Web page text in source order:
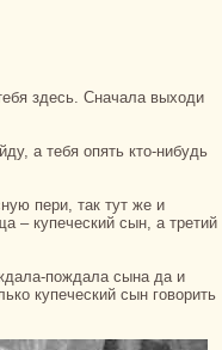
– купеческий сын, а третий
купеческий сын говорить